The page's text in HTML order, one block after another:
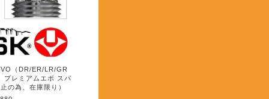
（DR/ER/LR/GR
プレミアムエボ スパ
の為、在庫限り）